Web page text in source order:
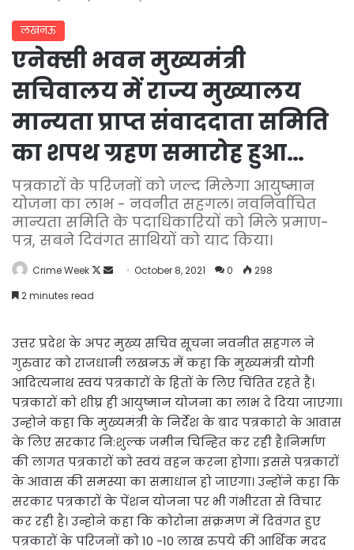
लखनऊ
एनेक्सी भवन मुख्यमंत्री
सचिवालय में राज्य मुख्यालय
मान्यता प्राप्त संवाददाता समिति
का शपथ ग्रहण समारोह हुआ…
पत्रकारों के परिजनों को जल्द मिलेगा आयुष्मान
योजना का लाभ - नवनीत सहगल। नवनिर्वाचित
मान्यता समिति के पदाधिकारियों को मिले प्रमाण-
पत्र, सबने दिवंगत साथियों को याद किया।
Crime Week
Follow
SendOctober 8, 2021 0
298
2 minutes read
उत्तर प्रदेश के अपर मुख्य सचिव सूचना नवनीत सहगल ने
गुरुवार को राजधानी लखनऊ में कहा कि मुख्यमंत्री योगी
आदित्यनाथ स्वयं पत्रकारों के हितों के लिए चिंतित रहते हैं।
पत्रकारों को शीघ्र ही आयुष्मान योजना का लाभ दे दिया जाएगा।
उन्होने कहा कि मुख्यमंत्री के निर्देश के बाद पत्रकारो के आवास
के लिए सरकार नि:शुल्क जमीन चिन्हित कर रही है।निर्माण
की लागत पत्रकारों को स्वयं वहन करना होगा। इससे पत्रकारों
के आवास की समस्या का समाधान हो जाएगा। उन्होंने कहा कि
सरकार पत्रकारों के पेंशन योजना पर भी गंभीरता से विचार
कर रही है। उन्होने कहा कि कोरोना संक्रमण में दिवंगत हुए
पत्रकारों के परिजनों को 10 -10 लाख रुपये की आर्थिक मदद